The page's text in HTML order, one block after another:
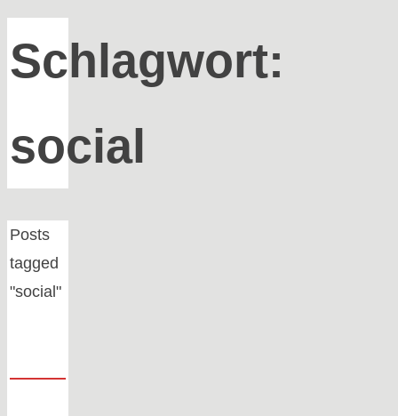
Schlagwort:
social
Home
Posts
tagged
"social"